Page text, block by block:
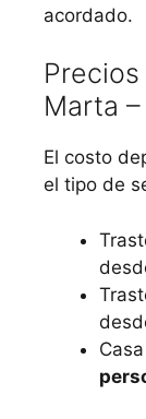
acordado.
Marta
El costo
el tipo de